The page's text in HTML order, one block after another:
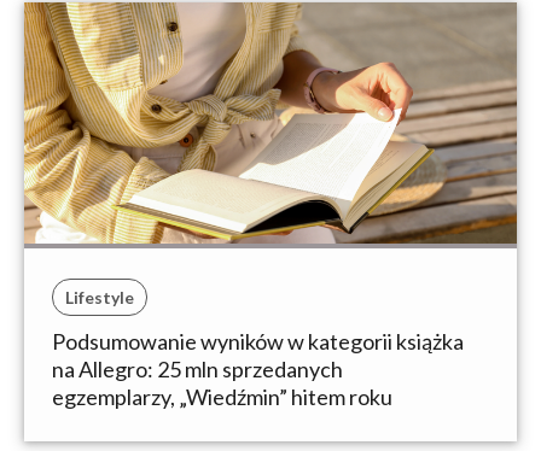
Lifestyle
Podsumowanie wyników w kategorii książka
na Allegro: 25 mln sprzedanych
egzemplarzy, „Wiedźmin” hitem roku